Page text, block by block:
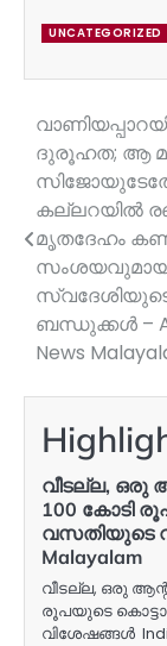
UNCATEGORIZED
Post
navigation
ദുരൂഹത; ആ
കല്ലറയിൽ
മൃതദേഹം
സംശയവുമായി
ബന്ധുക്കൾ –
News
വീടല്ല, ഒരു
100 കോടി
വസതിയുടെ
Malayalam
വീടല്ല, ഒരു
രൂപയുടെ
വിശേഷങ്ങൾ